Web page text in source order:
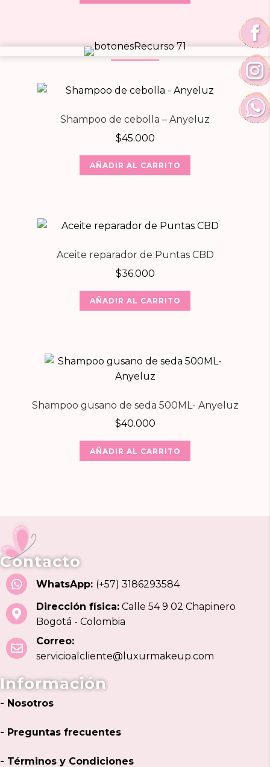
Shampoo de cebolla – Anyeluz
$45.000
AÑADIR AL CARRITO
Aceite reparador de Puntas CBD
$36.000
AÑADIR AL CARRITO
Shampoo gusano de seda 500ML- Anyeluz
$40.000
AÑADIR AL CARRITO
Contacto
WhatsApp: (+57) 3186293584
Dirección física: Calle 54 9 02 Chapinero
Bogotá - Colombia
Correo:
servicioalcliente@luxurmakeup.com
Información
- Nosotros
- Preguntas frecuentes
- Términos y Condiciones